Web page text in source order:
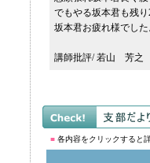
でもやる坂本君も残
坂本君お疲れ様でし
講師批評/ 若山 芳之
■ 各内容をクリックすると